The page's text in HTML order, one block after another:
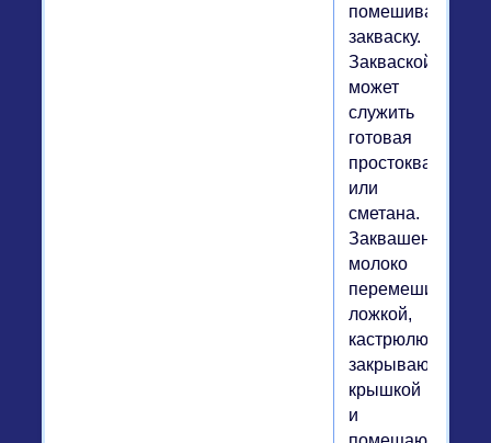
помешивании
закваску.
Закваской
может
служить
готовая
простокваша
или
сметана.
Заквашенное
молоко
перемешивают
ложкой,
кастрюлю
закрывают
крышкой
и